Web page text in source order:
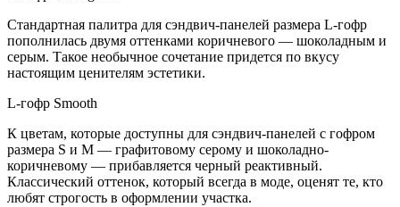
Стандартная палитра для сэндвич-панелей размера L-гофр
пополнилась двумя оттенками коричневого — шоколадным и
серым. Такое необычное сочетание придется по вкусу
настоящим ценителям эстетики.
L-гофр Smooth
К цветам, которые доступны для сэндвич-панелей с гофром
размера S и M — графитовому серому и шоколадно-
коричневому — прибавляется черный реактивный.
Классический оттенок, который всегда в моде, оценят те, кто
любят строгость в оформлении участка.